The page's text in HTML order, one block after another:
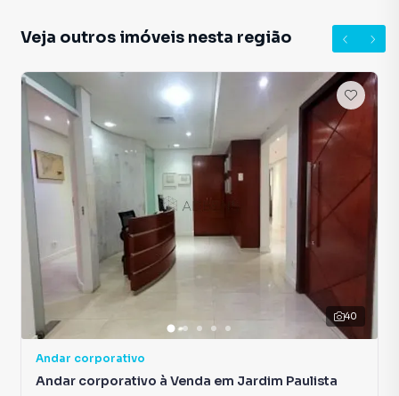
Veja outros imóveis nesta região
40
Andar corporativo
Andar corporativo à Venda em Jardim Paulista